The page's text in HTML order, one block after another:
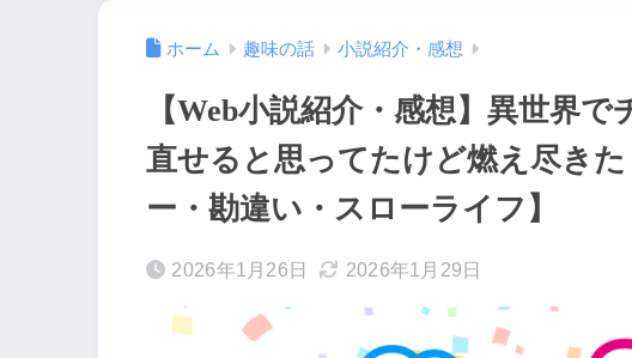
ホーム 趣味の話 小説紹介・感想
【Web小説紹介・感想】異世界
直せると思ってたけど燃え尽き
ー・勘違い・スローライフ】
2026年1月26日 2026年1月29日